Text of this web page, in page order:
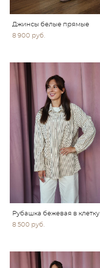
Джинсы белые прямые
8 900 pуб.
Рубашка бежевая в клетку
8 500 pуб.